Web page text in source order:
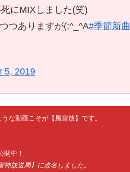
にMIXしました(笑)
つありますが(;^_^A#季節新曲
5, 2019
な動画こそが【風雷放】です。
開中！
放送局】に改名しました。